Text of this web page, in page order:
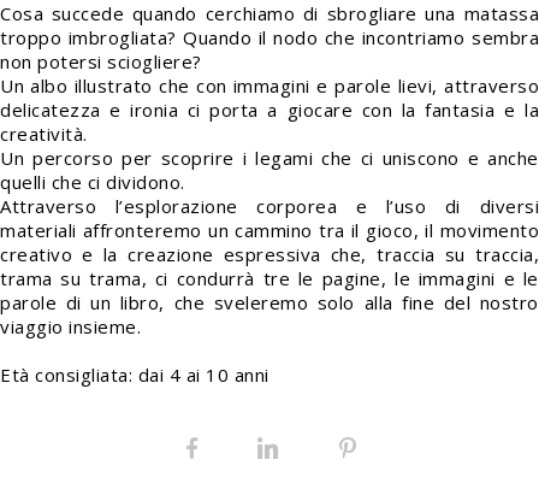
Cosa succede quando cerchiamo di sbrogliare una matassa
troppo imbrogliata? Quando il nodo che incontriamo sembra
non potersi sciogliere?
Un albo illustrato che con immagini e parole lievi, attraverso
delicatezza e ironia ci porta a giocare con la fantasia e la
creatività.
Un percorso per scoprire i legami che ci uniscono e anche
quelli che ci dividono.
Attraverso l’esplorazione corporea e l’uso di diversi
materiali affronteremo un cammino tra il gioco, il movimento
creativo e la creazione espressiva che, traccia su traccia,
trama su trama, ci condurrà tre le pagine, le immagini e le
parole di un libro, che sveleremo solo alla fine del nostro
viaggio insieme.
Età consigliata: dai 4 ai 10 anni
Facebook LinkedIn